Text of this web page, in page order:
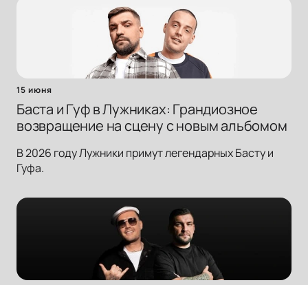
15 июня
Баста и Гуф в Лужниках: Грандиозное
возвращение на сцену с новым альбомом
В 2026 году Лужники примут легендарных Басту и
Гуфа.